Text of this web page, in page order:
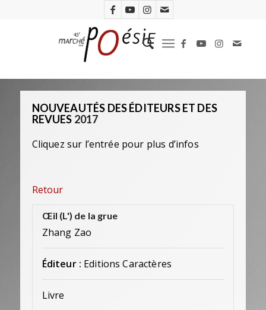
NOUVEAUTÉS DES ÉDITEURS ET DES
REVUES 2017
Cliquez sur l’entrée pour plus d’infos
Retour
Œil (L') de la grue
Zhang Zao
Éditeur : Editions Caractères
Livre